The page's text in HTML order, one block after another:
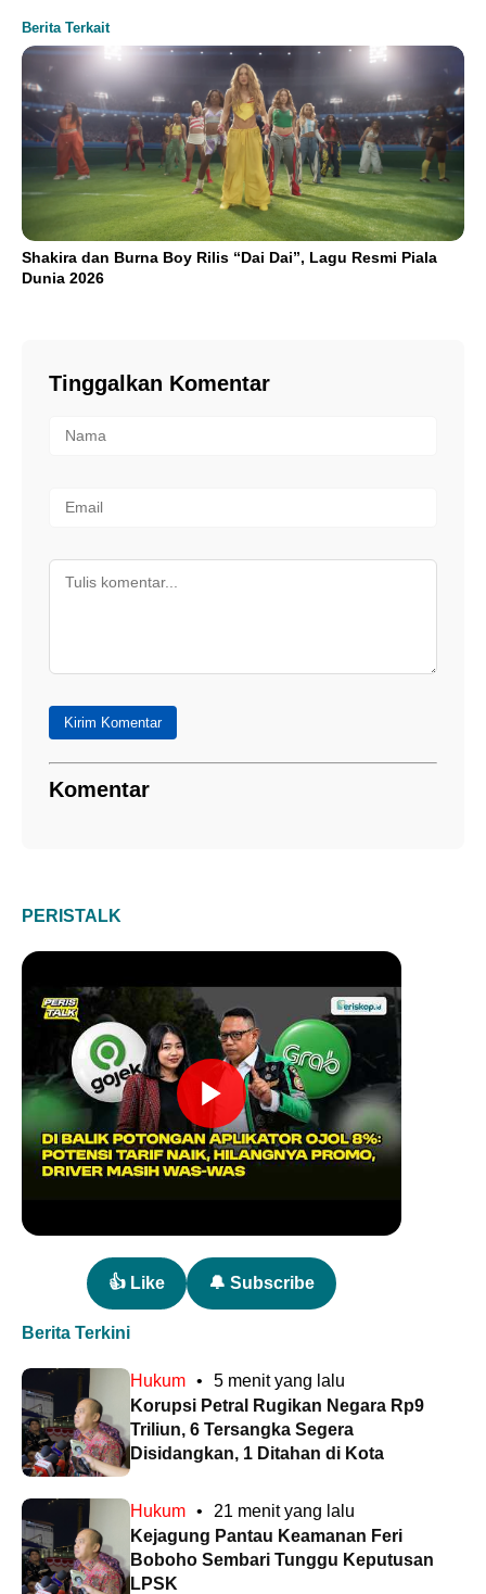
Berita Terkait
Shakira dan Burna Boy Rilis “Dai Dai”, Lagu Resmi Piala
Dunia 2026
Tinggalkan Komentar
Kirim Komentar
Komentar
PERISTALK
👍 Like 🔔 Subscribe
Berita Terkini
Hukum •
5 menit yang lalu
Korupsi Petral Rugikan Negara Rp9
Triliun, 6 Tersangka Segera
Disidangkan, 1 Ditahan di Kota
Hukum •
21 menit yang lalu
Kejagung Pantau Keamanan Feri
Boboho Sembari Tunggu Keputusan
LPSK